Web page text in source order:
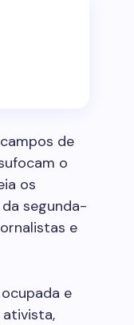
de
o
os
segunda-
e
e
ativista,